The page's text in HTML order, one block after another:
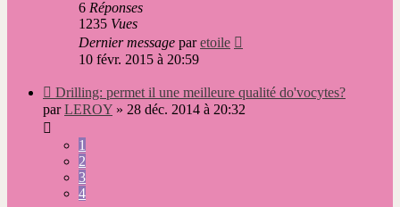
6 Réponses
1235 Vues
Dernier message paretoile
10 févr. 2015 à 20:59
Nouveau
message
Drilling: permet il une meilleure qualité do'vocytes?
parLEROY » 28 déc. 2014 à 20:32
1
2
3
4